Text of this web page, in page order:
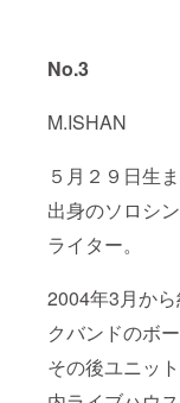
No.3
M.ISHAN
５月２９日生
出身のソロシ
ライター。
2004年3月か
クバンドのボー
その後ユニッ